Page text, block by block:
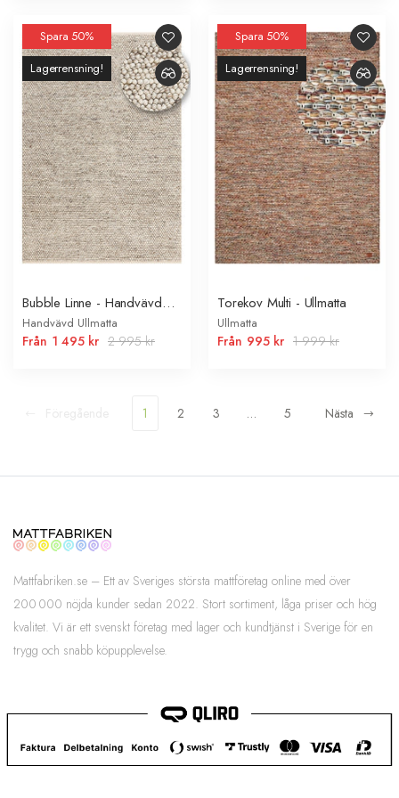
Spara 50%
Lagerrensning!
Bubble Linne - Handvävd
Ullmatta
Handvävd Ullmatta
Från 1 495 kr 2 995 kr
Spara 50%
Lagerrensning!
Torekov Multi - Ullmatta
Ullmatta
Från 995 kr 1 999 kr
1 2 3 … 5 Nästa
Mattfabriken.se – Ett av Sveriges största mattföretag online med över
200 000 nöjda kunder sedan 2022. Stort sortiment, låga priser och hög
kvalitet. Vi är ett svenskt företag med lager och kundtjänst i Sverige för en
trygg och snabb köpupplevelse.